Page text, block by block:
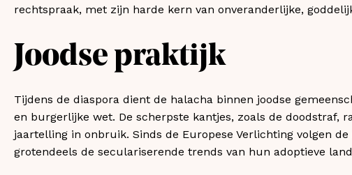
rechtspraak, met zijn harde kern van onveranderlijke,
Joodse praktijk
Tijdens de diaspora dient de halacha binnen joodse
en burgerlijke wet. De scherpste kantjes, zoals de doodstraf,
jaartelling in onbruik. Sinds de Europese Verlichting volgen
grotendeels de seculariserende trends van hun adoptieve